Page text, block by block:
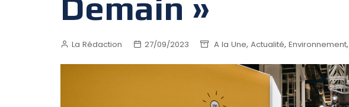
La Rédaction 27/09/2023 A la Une, Actualité, Environnement,